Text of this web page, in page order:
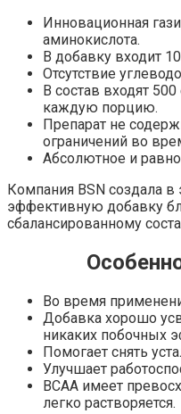
Инновационная
аминокислота.
В добавку входит
Отсутствие
В состав входят
каждую порцию.
Препарат не
ограничений во
Абсолютное и
Компания BSN создала в
эффективную добавку
сбалансированному
Во время
Добавка хорошо
никаких побочных
Помогает снять
Улучшает
BCAA имеет
легко растворяется.